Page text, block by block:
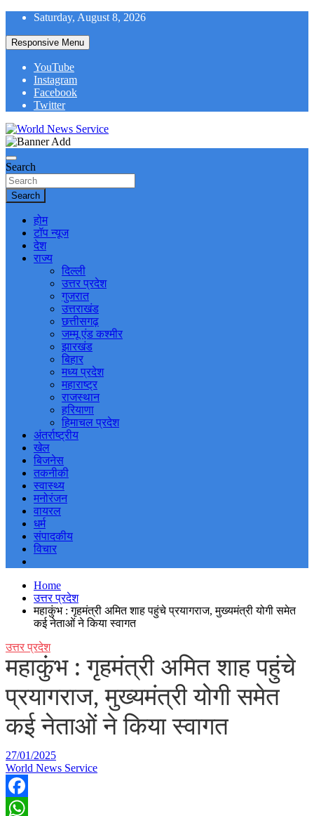
Skip
content
Saturday, August 8, 2026
Responsive Menu
YouTube
Instagram
Facebook
Twitter
World News Service
Search
Search
होम
टॉप न्यूज
देश
राज्य
दिल्ली
उत्तर प्रदेश
गुजरात
उत्तराखंड
छत्तीसगढ़
जम्मू एंड कश्मीर
झारखंड
बिहार
मध्य प्रदेश
महाराष्ट्र
राजस्थान
हरियाणा
हिमाचल प्रदेश
अंतर्राष्ट्रीय
खेल
बिजनेस
तकनीकी
स्वास्थ्य
मनोरंजन
वायरल
धर्म
संपादकीय
विचार
Home
उत्तर प्रदेश
महाकुंभ : गृहमंत्री अमित शाह पहुंचे प्रयागराज, मुख्यमंत्री योगी समेत
कई नेताओं ने किया स्वागत
उत्तर प्रदेश
महाकुंभ : गृहमंत्री अमित शाह पहुंचे
प्रयागराज, मुख्यमंत्री योगी समेत
कई नेताओं ने किया स्वागत
27/01/2025
World News Service
Facebook